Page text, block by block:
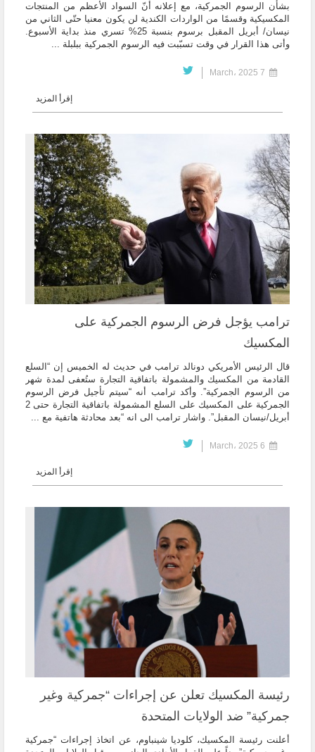
بشأن الرسوم الجمركية، مع إعلانه أنّ السواد الأعظم من المنتجات
المكسيكية وقسمًا من الواردات الكندية لن يكون معنيا حتّى الثاني من
نيسان/ أبريل المقبل برسوم بنسبة 25% تسري منذ بداية الأسبوع.
وأتى هذا القرار في وقت تسبّبت فيه الرسوم الجمركية ببلبلة ...
إقرأ المزيد
ترامب يؤجل فرض الرسوم الجمركية على
المكسيك
قال الرئيس الأمريكي دونالد ترامب في حديث له الخميس إن “السلع
القادمة من المكسيك والمشمولة باتفاقية التجارة ستُعفى لمدة شهر
من الرسوم الجمركية”. وأكد ترامب أنه “سيتم تأجيل فرض الرسوم
الجمركية على المكسيك على السلع المشمولة باتفاقية التجارة حتى 2
أبريل/نيسان المقبل”. واشار ترامب الى انه “بعد محادثة هاتفية مع ...
إقرأ المزيد
رئيسة المكسيك تعلن عن إجراءات “جمركية وغير
جمركية” ضد الولايات المتحدة
أعلنت رئيسة المكسيك، كلوديا شينباوم، عن اتخاذ إجراءات “جمركية